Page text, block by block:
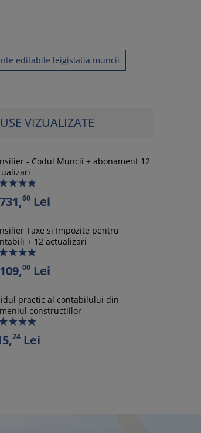
editabile leigislatia muncii
VIZUALIZATE
- Codul Muncii + abonament 12
60Lei
Taxe si Impozite pentru
+ 12 actualizari
00Lei
practic al contabilului din
constructiilor
24Lei